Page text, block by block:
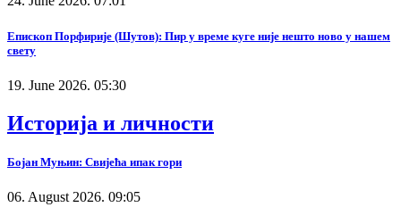
Епископ Порфирије (Шутов): Пир у време куге није нешто ново у нашем
свету
19. June 2026. 05:30
Историја и личности
Бојан Муњин: Свијећа ипак гори
06. August 2026. 09:05